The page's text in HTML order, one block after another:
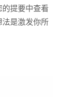
提要中查看
法是激发你所